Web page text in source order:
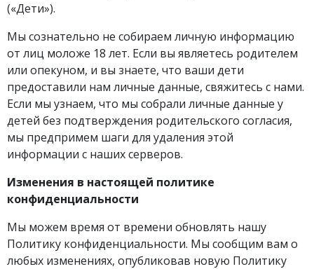
(«Дети»).
Мы сознательно не собираем личную информацию
от лиц моложе 18 лет. Если вы являетесь родителем
или опекуном, и вы знаете, что ваши дети
предоставили нам личные данные, свяжитесь с нами.
Если мы узнаем, что мы собрали личные данные у
детей без подтверждения родительского согласия,
мы предпримем шаги для удаления этой
информации с наших серверов.
Изменения в настоящей политике
конфиденциальности
Мы можем время от времени обновлять нашу
Политику конфиденциальности. Мы сообщим вам о
любых изменениях, опубликовав новую Политику